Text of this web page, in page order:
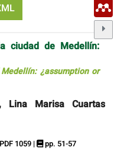
ciudad de Medellín:
¿assumption or
Lina Marisa Cuartas
1059 | pp. 51-57